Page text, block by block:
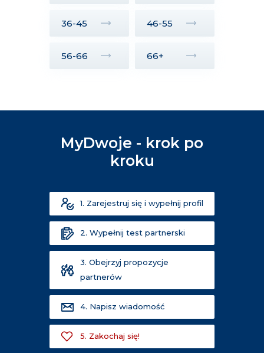
36-45 46-55
56-66 66+
MyDwoje - krok po
kroku
1. Zarejestruj się i wypełnij profil
2. Wypełnij test partnerski
3. Obejrzyj propozycje
partnerów
4. Napisz wiadomość
5. Zakochaj się!